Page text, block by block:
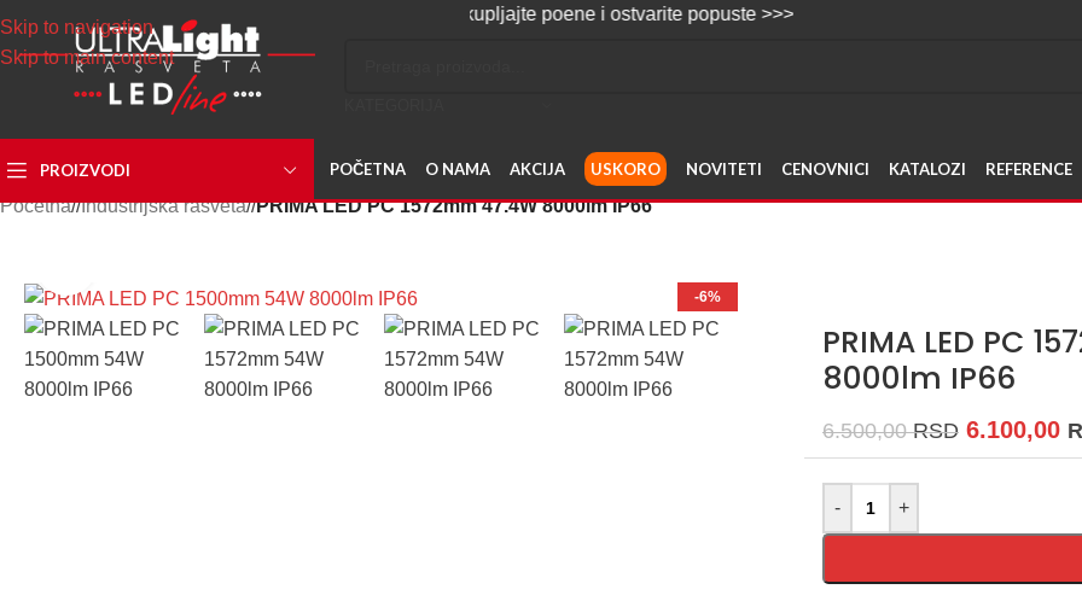
Skip to navigation
Skip to main content
Napravite svoj nalog, sakupljajte poene i ostvarite popuste >>>
PROIZVODI POČETNA O NAMA AKCIJA USKORO NOVITETI CENOVNICI KATALOZI REFERENCE
Početna/ Industrijska rasveta/ PRIMA LED PC 1572mm 47.4W 8000lm IP66
-6%
PRIMA LED PC
8000lm IP66
6.500,00RSD 6.100,00
- +